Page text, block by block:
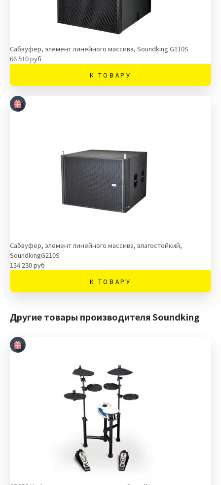
Сабвуфер, элемент линейного массива, Soundking G110S
66 510 руб
К ТОВАРУ
Сабвуфер, элемент линейного массива, влагостойкий,
SoundkingG210S
134 230 руб
К ТОВАРУ
Другие товары производителя Soundking